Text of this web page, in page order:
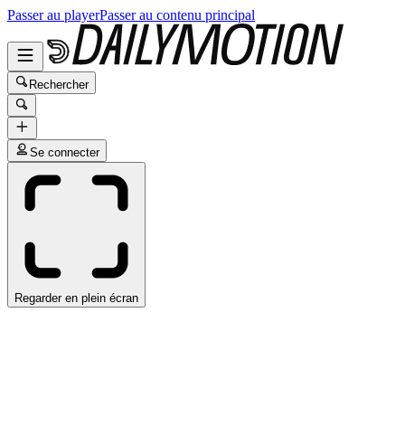
Passer au playerPasser au contenu principal
Rechercher
Se connecter
Regarder en plein écran